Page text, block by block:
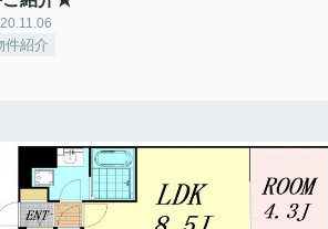
件紹介